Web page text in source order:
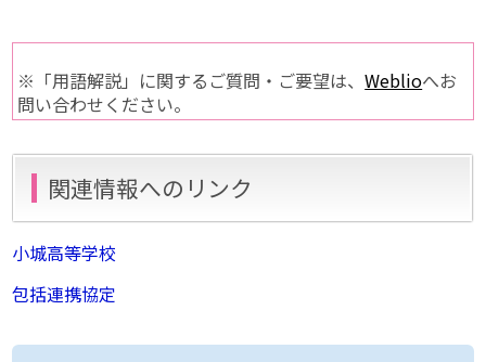
※「用語解説」に関するご質問・ご要望は、Weblioへお
問い合わせください。
関連情報へのリンク
小城高等学校
包括連携協定